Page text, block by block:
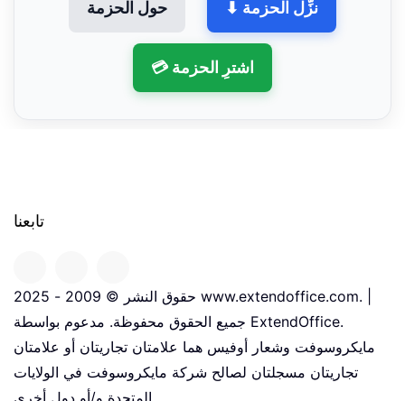
حول الحزمة ⬇ نزِّل الحزمة
💳 اشترِ الحزمة
تابعنا
حقوق النشر © 2009 - 2025 www.extendoffice.com. |
جميع الحقوق محفوظة. مدعوم بواسطة ExtendOffice.
مايكروسوفت وشعار أوفيس هما علامتان تجاريتان أو علامتان
تجاريتان مسجلتان لصالح شركة مايكروسوفت في الولايات